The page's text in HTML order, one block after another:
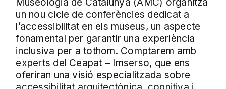
un nou cicle de conferències dedicat a
l’accessibilitat en els museus, un aspecte
fonamental per garantir una experiència
inclusiva per a tothom. Comptarem amb
experts del Ceapat – Imserso, que ens
oferiran una visió especialitzada sobre